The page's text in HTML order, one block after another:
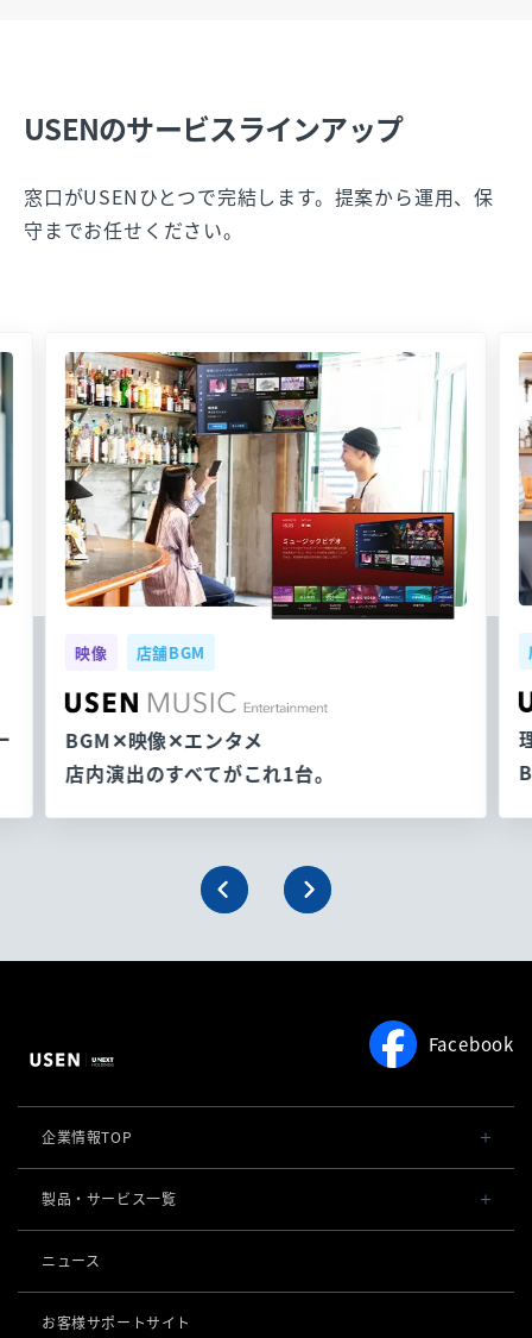
USENのサービスラインアップ
窓口がUSENひとつで完結します。提案から運用、保
守までお任せください。
映像 店舗BGM
BGM✕映像✕エンタメ
店内演出のすべてがこれ1台。
Facebook
企業情報TOP
会社概要・役員一覧
社長メッセージ
製品・サービス一覧
POSレジ 他
オーダーシステム
導入事例
ニュース
お客様サポートサイト